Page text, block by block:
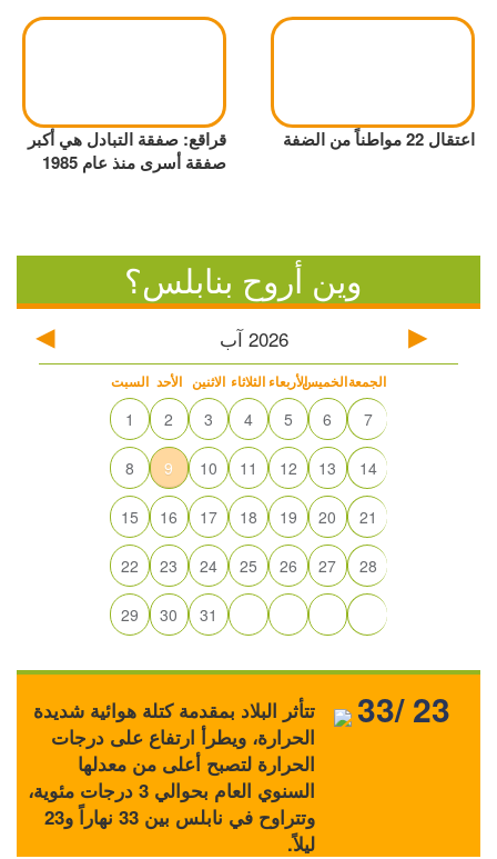
اعتقال 22 مواطناً من الضفة
قراقع: صفقة التبادل هي أكبر
صفقة أسرى منذ عام 1985
وين أروح بنابلس؟
2026 آب
السبت الأحد الاثنين الثلاثاء الأربعاءالخميسالجمعة
1 2 3 4 5 6 7
8 9 10 11 12 13 14
15 16 17 18 19 20 21
22 23 24 25 26 27 28
29 30 31
تتأثر البلاد بمقدمة كتلة هوائية شديدة
الحرارة، ويطرأ ارتفاع على درجات
الحرارة لتصبح أعلى من معدلها
السنوي العام بحوالي 3 درجات مئوية،
وتتراوح في نابلس بين 33 نهاراً و23
ليلاً.
33/ 23